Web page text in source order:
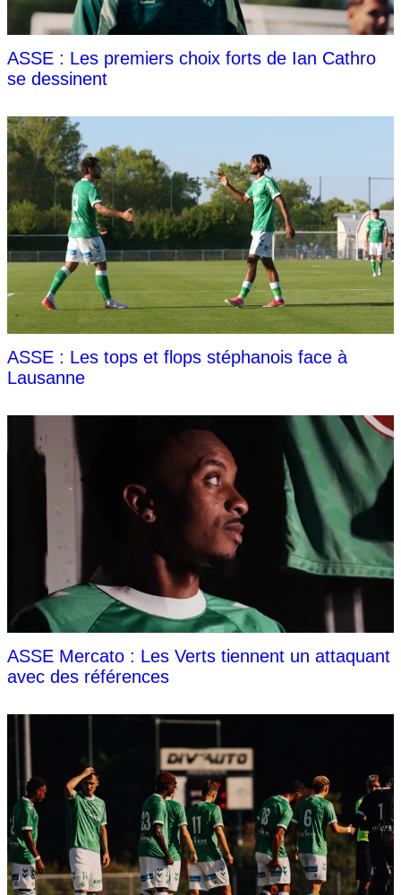
ASSE : Les premiers choix forts de Ian Cathro
se dessinent
ASSE : Les tops et flops stéphanois face à
Lausanne
ASSE Mercato : Les Verts tiennent un attaquant
avec des références